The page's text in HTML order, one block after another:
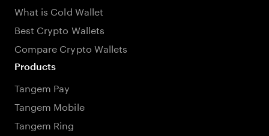
What is Cold Wallet
Best Crypto Wallets
Compare Crypto Wallets
Products
Tangem Pay
Tangem Mobile
Tangem Ring